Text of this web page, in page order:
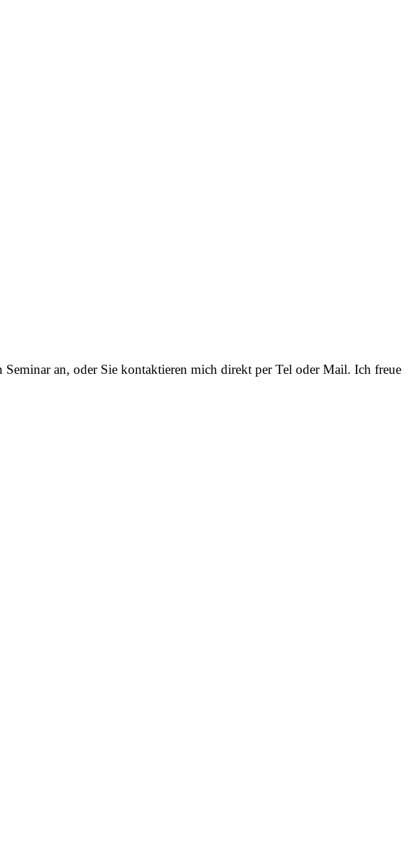
an, oder Sie kontaktieren mich direkt per Tel oder Mail. Ich freue